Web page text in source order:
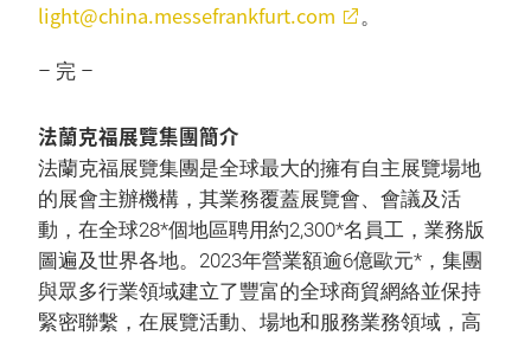
light@china.messefrankfurt.com 。
– 完 –
法蘭克福展覽集團簡介
法蘭克福展覽集團是全球最大的擁有自主展覽場地
的展會主辦機構，其業務覆蓋展覽會、會議及活
動，在全球28*個地區聘用約2,300*名員工，業務版
圖遍及世界各地。2023年營業額逾6億歐元*，集團
與眾多行業領域建立了豐富的全球商貿網絡並保持
緊密聯繫，在展覽活動、場地和服務業務領域，高